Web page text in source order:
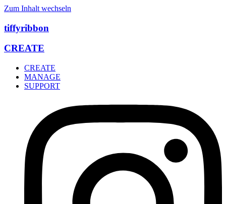
Zum Inhalt wechseln
tiffyribbon
CREATE
CREATE
MANAGE
SUPPORT